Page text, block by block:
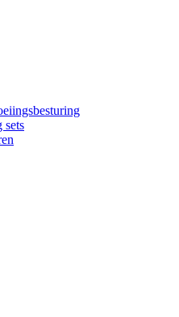
sets